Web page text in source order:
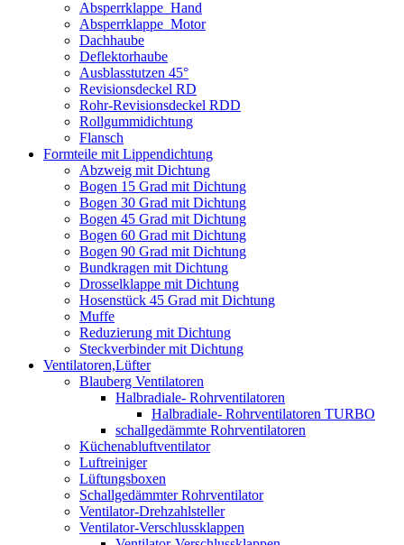
Absperrklappe_Hand
Absperrklappe_Motor
Dachhaube
Deflektorhaube
Ausblasstutzen 45°
Revisionsdeckel RD
Rohr-Revisionsdeckel RDD
Rollgummidichtung
Flansch
Formteile mit Lippendichtung
Abzweig mit Dichtung
Bogen 15 Grad mit Dichtung
Bogen 30 Grad mit Dichtung
Bogen 45 Grad mit Dichtung
Bogen 60 Grad mit Dichtung
Bogen 90 Grad mit Dichtung
Bundkragen mit Dichtung
Drosselklappe mit Dichtung
Hosenstück 45 Grad mit Dichtung
Muffe
Reduzierung mit Dichtung
Steckverbinder mit Dichtung
Ventilatoren,Lüfter
Blauberg Ventilatoren
Halbradiale- Rohrventilatoren
Halbradiale- Rohrventilatoren TURBO
schallgedämmte Rohrventilatoren
Küchenabluftventilator
Luftreiniger
Lüftungsboxen
Schallgedämmter Rohrventilator
Ventilator-Drehzahlsteller
Ventilator-Verschlussklappen